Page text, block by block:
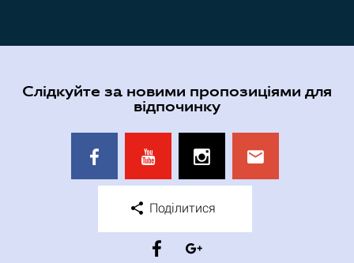
Слідкуйте за новими пропозиціями для
відпочинку
Поділитися